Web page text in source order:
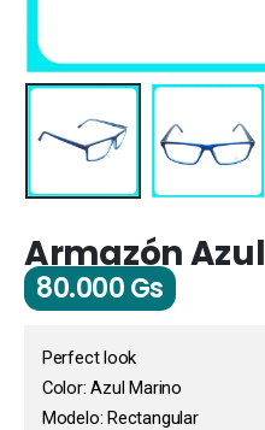
Armazón Azul
80.000Gs
Perfect look
Color: Azul Marino
Modelo: Rectangular